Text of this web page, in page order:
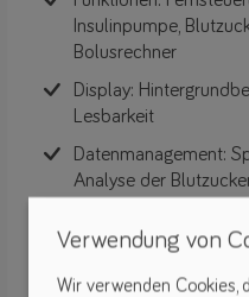
Insulinpumpe,
Bolusrechner
Display:
Lesbarkeit
Datenmanagement:
Analyse der
Infusionssets: Accu-
Verwendung von
Wir verwenden Cookies,